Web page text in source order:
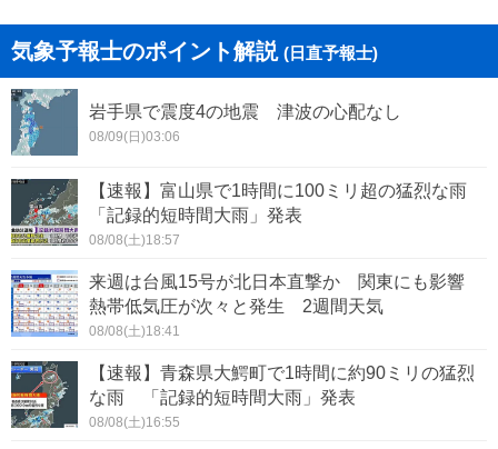
気象予報士のポイント解説 (日直予報士)
岩手県で震度4の地震 津波の心配なし
08/09(日)03:06
【速報】富山県で1時間に100ミリ超の猛烈な雨
「記録的短時間大雨」発表
08/08(土)18:57
来週は台風15号が北日本直撃か 関東にも影響
熱帯低気圧が次々と発生 2週間天気
08/08(土)18:41
【速報】青森県大鰐町で1時間に約90ミリの猛烈
な雨 「記録的短時間大雨」発表
08/08(土)16:55